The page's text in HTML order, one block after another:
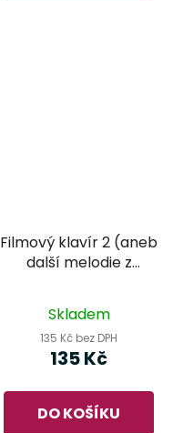
Filmový klavír 2 (aneb
další melodie z
hodnocení
produktu
5,0
z
Skladem
135 Kč bez DPH
135 Kč
DO KOŠÍKU